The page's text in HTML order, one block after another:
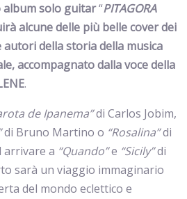
solo guitar“PITAGORA
alcune delle più belle cover dei
della storia della musica
accompagnato dalla voce della
.
de Ipanema”di Carlos Jobim,
di Bruno Martino o “Rosalina”di
arrivare a “Quando”e “Sicily”di
sarà un viaggio immaginario
del mondo eclettico e